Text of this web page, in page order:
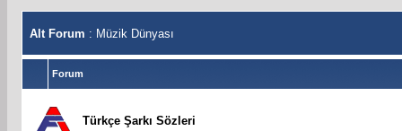
Alt Forum : Müzik Dünyası
Forum
Türkçe Şarkı Sözleri